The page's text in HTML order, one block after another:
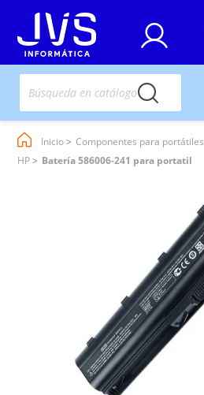
Inicio Componentes para portátiles
HP
Batería 586006-241 para portatil